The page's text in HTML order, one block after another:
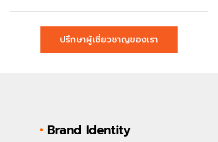
ปรึกษาผู้เชี่ยวชาญของเรา
• Brand Identity